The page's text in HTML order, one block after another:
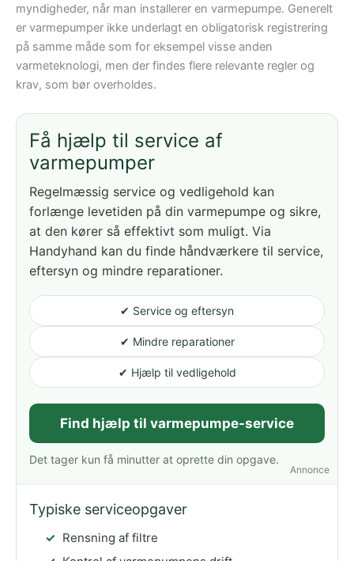
myndigheder, når man installerer en varmepumpe. Generelt
er varmepumper ikke underlagt en obligatorisk registrering
på samme måde som for eksempel visse anden
varmeteknologi, men der findes flere relevante regler og
krav, som bør overholdes.
Annonce
Få hjælp til service af
varmepumper
Regelmæssig service og vedligehold kan
forlænge levetiden på din varmepumpe og sikre,
at den kører så effektivt som muligt. Via
Handyhand kan du finde håndværkere til service,
eftersyn og mindre reparationer.
✔ Service og eftersyn
✔ Mindre reparationer
✔ Hjælp til vedligehold
Find hjælp til varmepumpe-service
Det tager kun få minutter at oprette din opgave.
Typiske serviceopgaver
Rensning af filtre